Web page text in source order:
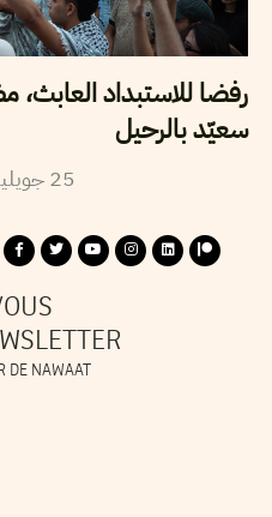
رفضا للاستبداد
سعيّد بالرحيل
25
DE NAWAAT